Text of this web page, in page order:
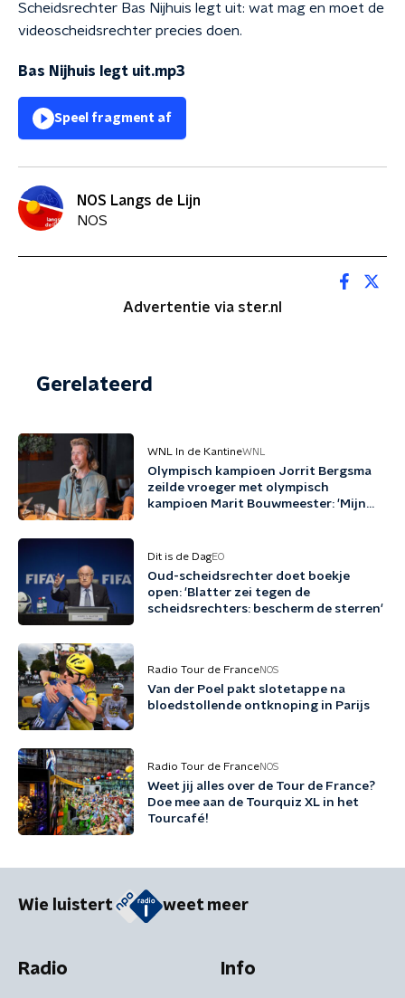
Scheidsrechter Bas Nijhuis legt uit: wat mag en moet de
videoscheidsrechter precies doen.
Bas Nijhuis legt uit.mp3
Speel fragment af
NOS Langs de Lijn
NOS
Advertentie via ster.nl
Gerelateerd
WNL In de KantineWNL
Olympisch kampioen Jorrit Bergsma
zeilde vroeger met olympisch
kampioen Marit Bouwmeester: 'Mijn
Dit is de DagEO
Oud-scheidsrechter doet boekje
open: 'Blatter zei tegen de
scheidsrechters: bescherm de sterren'
Radio Tour de FranceNOS
Van der Poel pakt slotetappe na
bloedstollende ontknoping in Parijs
Radio Tour de FranceNOS
Weet jij alles over de Tour de France?
Doe mee aan de Tourquiz XL in het
Tourcafé!
Wie luistert weet meer
Radio Info